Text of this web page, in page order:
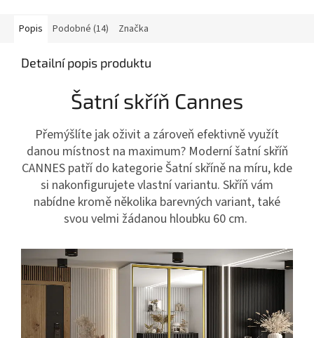
Popis Podobné (14) Značka
Detailní popis produktu
Šatní skříň Cannes
Přemýšlíte jak oživit a zároveň efektivně využít
danou místnost na maximum? Moderní šatní skříň
CANNES patří do kategorie Šatní skříně na míru, kde
si nakonfigurujete vlastní variantu. Skříň vám
nabídne kromě několika barevných variant, také
svou velmi žádanou hloubku 60 cm.